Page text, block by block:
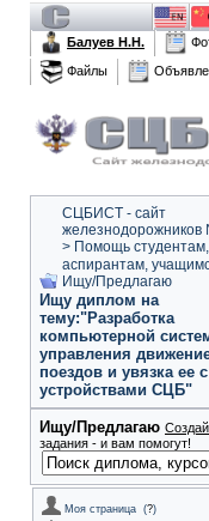
Балуев Н.Н.
Файлы
СЦБИСТ - сайт
> Помощь студентам,
аспирантам,
Ищу/Предлагаю
Ищу диплом на
тему:"Разработка
компьютерной
управления
поездов и увязка ее с
устройствами СЦБ"
Ищу/Предлагаю
задания - и вам помогут!
Моя страница (?)